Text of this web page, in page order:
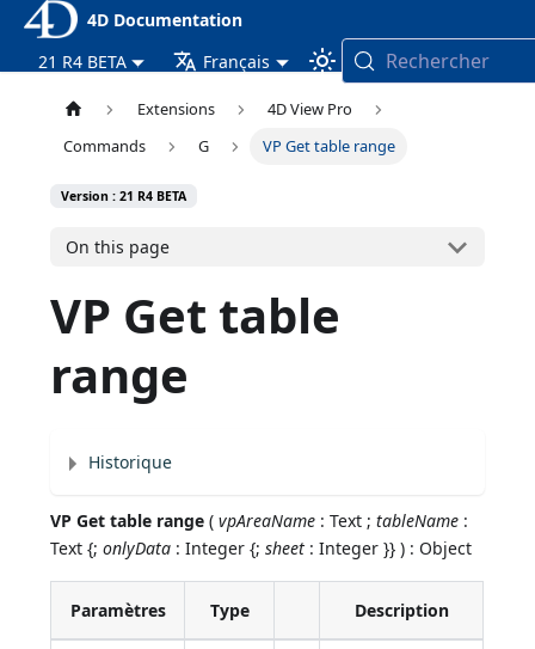
4D Documentation
21 R4 BETA
Français Rechercher
Extensions
4D View Pro
Commands
G VP Get table range
Version : 21 R4 BETA
On this page
VP Get table
range
Historique
VP Get table range (vpAreaName : Text ;tableName :
Text {;onlyData : Integer {;sheet : Integer }} ) : Object
Paramètres Type Description